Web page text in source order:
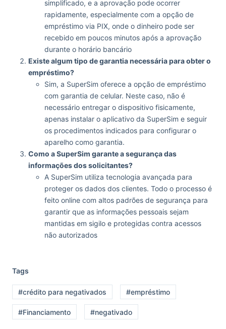
simplificado, e a aprovação pode ocorrer
rapidamente, especialmente com a opção de
empréstimo via PIX, onde o dinheiro pode ser
recebido em poucos minutos após a aprovação
durante o horário bancário
Existe algum tipo de garantia necessária para obter o
empréstimo?
Sim, a SuperSim oferece a opção de empréstimo
com garantia de celular. Neste caso, não é
necessário entregar o dispositivo fisicamente,
apenas instalar o aplicativo da SuperSim e seguir
os procedimentos indicados para configurar o
aparelho como garantia​.
Como a SuperSim garante a segurança das
informações dos solicitantes?
A SuperSim utiliza tecnologia avançada para
proteger os dados dos clientes. Todo o processo é
feito online com altos padrões de segurança para
garantir que as informações pessoais sejam
mantidas em sigilo e protegidas contra acessos
não autorizados
Tags
#crédito para negativados #empréstimo
#Financiamento #negativado